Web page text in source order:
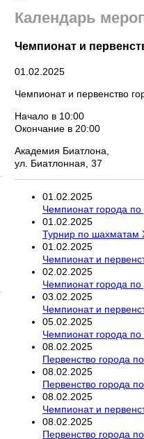
Календарь
Чемпионат и
01.02.2025
Чемпионат и первенство
Начало в 10:00
Окончание в 20:00
Академия Биатлона,
ул. Биатлонная, 37
01 02 2025
Чемпионат города по
01 02 2025
Турнир по шахматам
01 02 2025
Чемпионат и
02 02 2025
Чемпионат города по
03 02 2025
Чемпионат и
05 02 2025
Чемпионат города
08 02 2025
Первенство города
08 02 2025
Первенство города
08 02 2025
Чемпионат и
08 02 2025
Первенство города